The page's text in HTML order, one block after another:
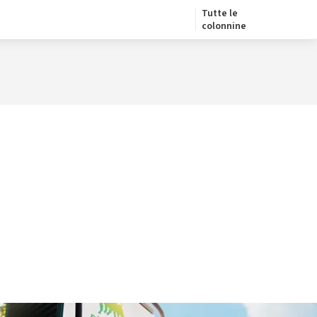
Tutte le
colonnine